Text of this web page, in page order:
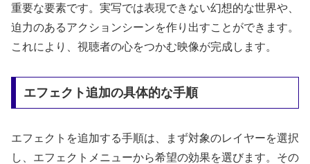
重要な要素です。実写では表現できない幻想的な世界や、
迫力のあるアクションシーンを作り出すことができます。
これにより、視聴者の心をつかむ映像が完成します。
エフェクト追加の具体的な手順
エフェクトを追加する手順は、まず対象のレイヤーを選択
し、エフェクトメニューから希望の効果を選びます。その